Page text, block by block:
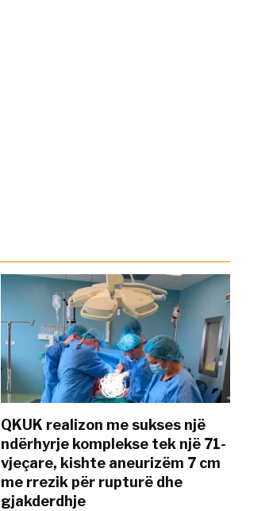
QKUK realizon me sukses një
ndërhyrje komplekse tek një 71-
vjeçare, kishte aneurizëm 7 cm
me rrezik për rupturë dhe
gjakderdhje